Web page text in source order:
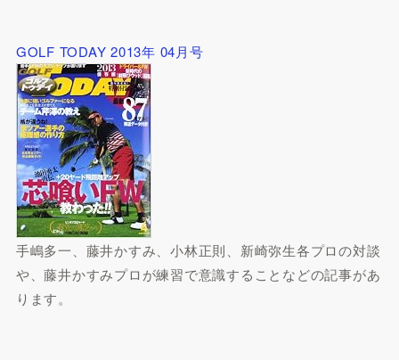
GOLF TODAY 2013年 04月号
手嶋多一、藤井かすみ、小林正則、新崎弥生各プロの対談
や、藤井かすみプロが練習で意識することなどの記事があ
ります。